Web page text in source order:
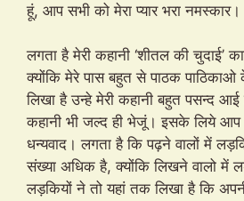
हूं, आप सभी को मेरा प्यार भरा नमस्कार।
लगता है मेरी कहानी ‘शीतल की चुदाई’
क्योंकि मेरे पास बहुत से पाठक
लिखा है उन्हे मेरी कहानी बहुत पसन्द
कहानी भी जल्द ही भेजूं। इसके लिये आप
धन्यवाद। लगता है कि पढ़ने वालों में
संख्या अधिक है, क्योंकि लिखने वालो में
लड़कियों ने तो यहां तक लिखा है कि